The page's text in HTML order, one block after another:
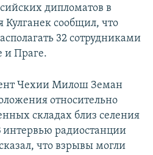
дипломатов в
Кулганек сообщил, что
32 сотрудниками
и Праге.
Чехии Милош Земан
относительно
складах близ селения
интервью радиостанции
что взрывы могли